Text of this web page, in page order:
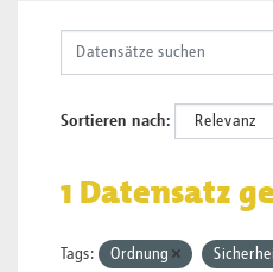
Sortieren nach
1 Datensatz
Tags: Ordnung